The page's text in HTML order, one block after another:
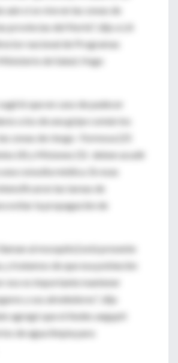
aún si se vive en las zonas de
provincias del Norte", dijo a LA
nacional de Programas
de Salud, Hugo
que en caso de padecer
a los de una gripe común los
zonas de riesgo -Formosa (25
(4) y Misiones (5)- deben acudir
consulta médica. En esas
las tareas de
evitar la propagación de
al mosquito] está presente
y tratamos de que esa población
eso es importante mantener
y sus alrededores", dijo
agregó que el Aedes aegypti
de agua limpia para